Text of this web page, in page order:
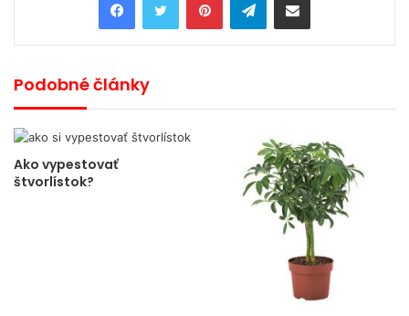
Podobné články
Ako vypestovať
štvorlístok?